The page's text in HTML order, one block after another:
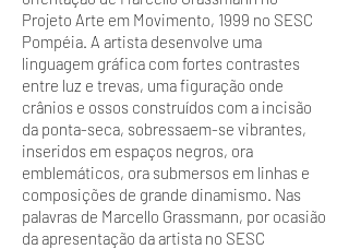
Projeto Arte em Movimento, 1999 no SESC
Pompéia. A artista desenvolve uma
linguagem gráfica com fortes contrastes
entre luz e trevas, uma figuração onde
crânios e ossos construídos com a incisão
da ponta-seca, sobressaem-se vibrantes,
inseridos em espaços negros, ora
emblemáticos, ora submersos em linhas e
composições de grande dinamismo. Nas
palavras de Marcello Grassmann, por ocasião
da apresentação da artista no SESC